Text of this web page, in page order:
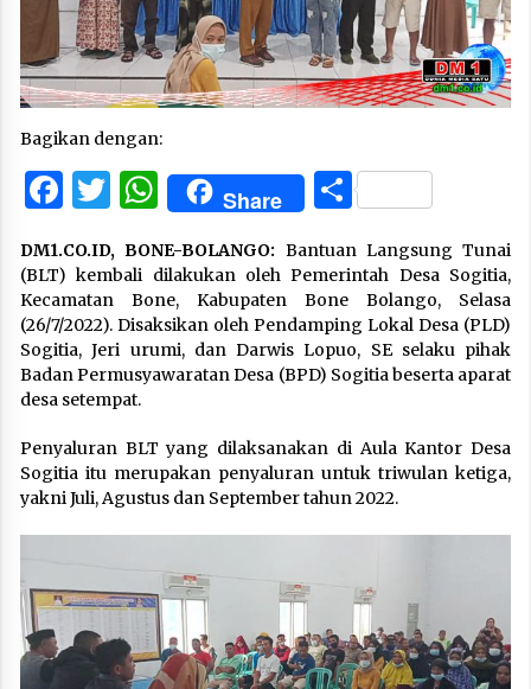
Bagikan dengan:
Facebook
Twitter
WhatsApp
Share Share
DM1.CO.ID, BONE-BOLANGO: Bantuan Langsung Tunai
(BLT) kembali dilakukan oleh Pemerintah Desa Sogitia,
Kecamatan Bone, Kabupaten Bone Bolango, Selasa
(26/7/2022). Disaksikan oleh Pendamping Lokal Desa (PLD)
Sogitia, Jeri urumi, dan Darwis Lopuo, SE selaku pihak
Badan Permusyawaratan Desa (BPD) Sogitia beserta aparat
desa setempat.
Penyaluran BLT yang dilaksanakan di Aula Kantor Desa
Sogitia itu merupakan penyaluran untuk triwulan ketiga,
yakni Juli, Agustus dan September tahun 2022.